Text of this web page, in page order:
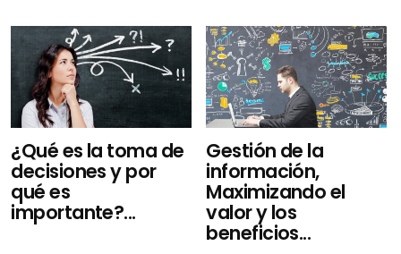
¿Qué es la toma de
decisiones y por
qué es
importante?...
Gestión de la
información,
Maximizando el
valor y los
beneficios...